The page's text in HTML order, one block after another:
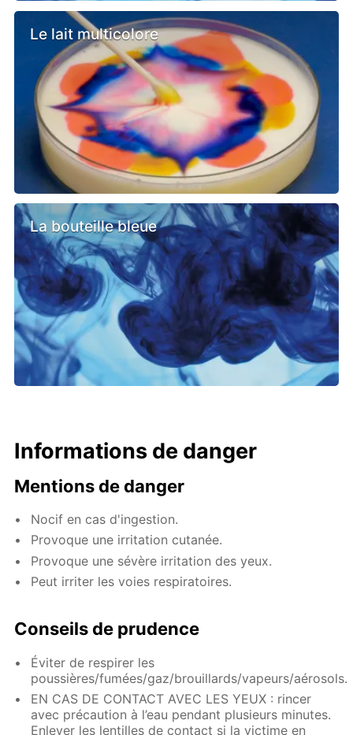
Le lait multicolore
La bouteille bleue
Informations de danger
Mentions de danger
Nocif en cas d'ingestion.
Provoque une irritation cutanée.
Provoque une sévère irritation des yeux.
Peut irriter les voies respiratoires.
Conseils de prudence
Éviter de respirer les
poussières/fumées/gaz/brouillards/vapeurs/aérosols.
EN CAS DE CONTACT AVEC LES YEUX : rincer
avec précaution à l’eau pendant plusieurs minutes.
Enlever les lentilles de contact si la victime en